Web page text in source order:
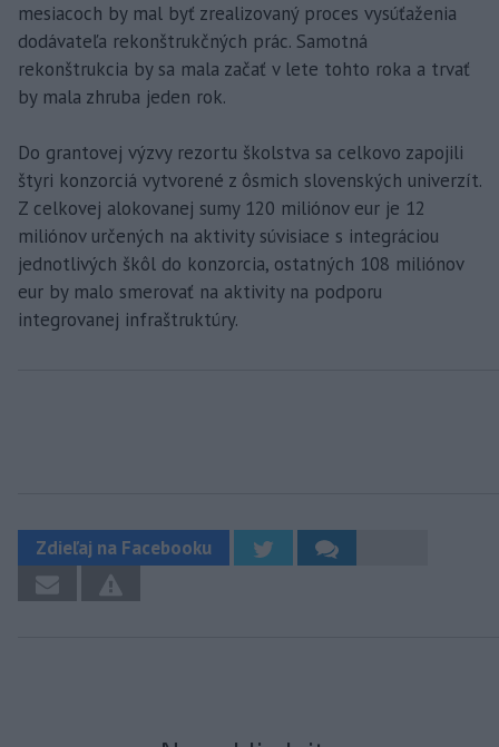
mesiacoch by mal byť zrealizovaný proces vysúťaženia
dodávateľa rekonštrukčných prác. Samotná
rekonštrukcia by sa mala začať v lete tohto roka a trvať
by mala zhruba jeden rok.
Do grantovej výzvy rezortu školstva sa celkovo zapojili
štyri konzorciá vytvorené z ôsmich slovenských univerzít.
Z celkovej alokovanej sumy 120 miliónov eur je 12
miliónov určených na aktivity súvisiace s integráciou
jednotlivých škôl do konzorcia, ostatných 108 miliónov
eur by malo smerovať na aktivity na podporu
integrovanej infraštruktúry.
Zdieľaj na Facebooku